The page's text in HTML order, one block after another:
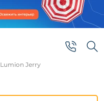
Lumion Jerry